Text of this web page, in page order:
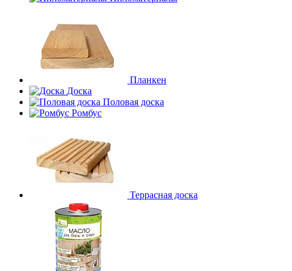
Планкен
Доска
Половая доска
Ромбус
Террасная доска